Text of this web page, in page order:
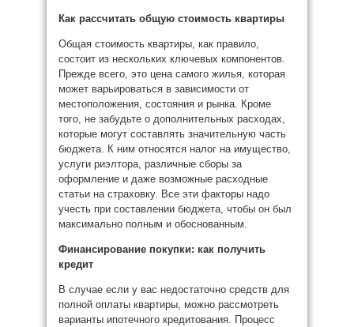
Как рассчитать общую стоимость квартиры
Общая стоимость квартиры, как правило,
состоит из нескольких ключевых компонентов.
Прежде всего, это цена самого жилья, которая
может варьироваться в зависимости от
местоположения, состояния и рынка. Кроме
того, не забудьте о дополнительных расходах,
которые могут составлять значительную часть
бюджета. К ним относятся налог на имущество,
услуги риэлтора, различные сборы за
оформление и даже возможные расходные
статьи на страховку. Все эти факторы надо
учесть при составлении бюджета, чтобы он был
максимально полным и обоснованным.
Финансирование покупки: как получить
кредит
В случае если у вас недостаточно средств для
полной оплаты квартиры, можно рассмотреть
варианты ипотечного кредитования. Процесс